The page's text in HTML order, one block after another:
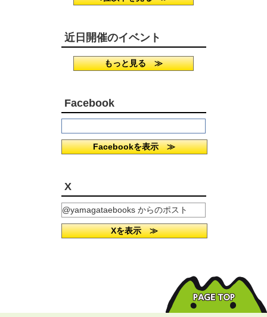
近日開催のイベント
もっと見る ≫
Facebook
Facebookを表示 ≫
X
@yamagataebooks からのポスト
Xを表示 ≫